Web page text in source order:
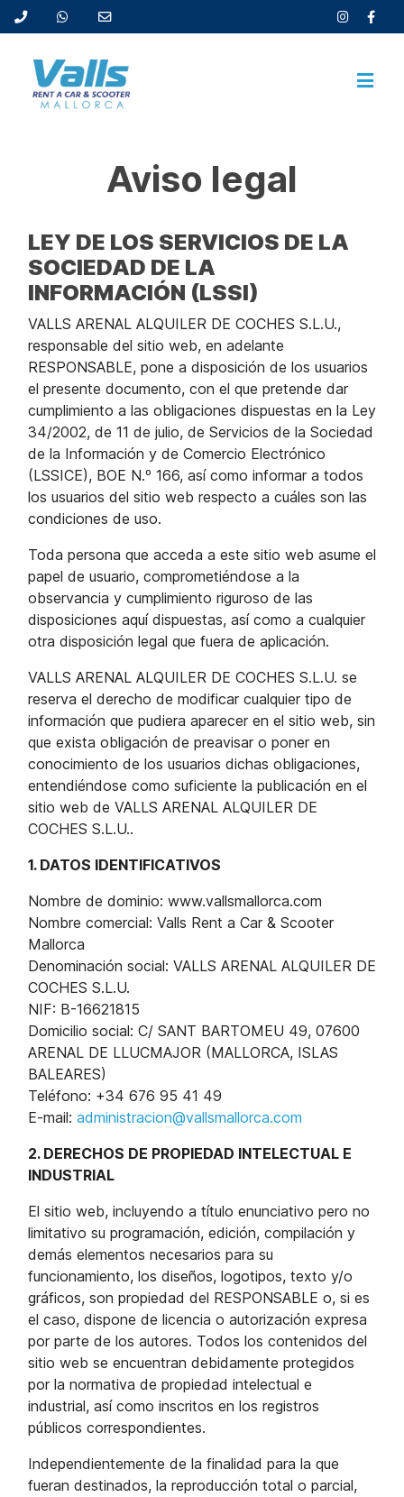
Aviso legal
LEY DE LOS SERVICIOS DE LA
SOCIEDAD DE LA
INFORMACIÓN (LSSI)
VALLS ARENAL ALQUILER DE COCHES S.L.U.,
responsable del sitio web, en adelante
RESPONSABLE, pone a disposición de los usuarios
el presente documento, con el que pretende dar
cumplimiento a las obligaciones dispuestas en la Ley
34/2002, de 11 de julio, de Servicios de la Sociedad
de la Información y de Comercio Electrónico
(LSSICE), BOE N.º 166, así como informar a todos
los usuarios del sitio web respecto a cuáles son las
condiciones de uso.
Toda persona que acceda a este sitio web asume el
papel de usuario, comprometiéndose a la
observancia y cumplimiento riguroso de las
disposiciones aquí dispuestas, así como a cualquier
otra disposición legal que fuera de aplicación.
VALLS ARENAL ALQUILER DE COCHES S.L.U. se
reserva el derecho de modificar cualquier tipo de
información que pudiera aparecer en el sitio web, sin
que exista obligación de preavisar o poner en
conocimiento de los usuarios dichas obligaciones,
entendiéndose como suficiente la publicación en el
sitio web de VALLS ARENAL ALQUILER DE
COCHES S.L.U..
1. DATOS IDENTIFICATIVOS
Nombre de dominio: www.vallsmallorca.com
Nombre comercial: Valls Rent a Car & Scooter
Mallorca
Denominación social: VALLS ARENAL ALQUILER DE
COCHES S.L.U.
NIF: B-16621815
Domicilio social: C/ SANT BARTOMEU 49, 07600
ARENAL DE LLUCMAJOR (MALLORCA, ISLAS
BALEARES)
Teléfono: +34 676 95 41 49
E-mail: administracion@vallsmallorca.com
2. DERECHOS DE PROPIEDAD INTELECTUAL E
INDUSTRIAL
El sitio web, incluyendo a título enunciativo pero no
limitativo su programación, edición, compilación y
demás elementos necesarios para su
funcionamiento, los diseños, logotipos, texto y/o
gráficos, son propiedad del RESPONSABLE o, si es
el caso, dispone de licencia o autorización expresa
por parte de los autores. Todos los contenidos del
sitio web se encuentran debidamente protegidos
por la normativa de propiedad intelectual e
industrial, así como inscritos en los registros
públicos correspondientes.
Independientemente de la finalidad para la que
fueran destinados, la reproducción total o parcial,